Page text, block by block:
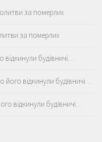
за померлих
за померлих
будівничі…
відкинули будівничі…
відкинули будівничі…